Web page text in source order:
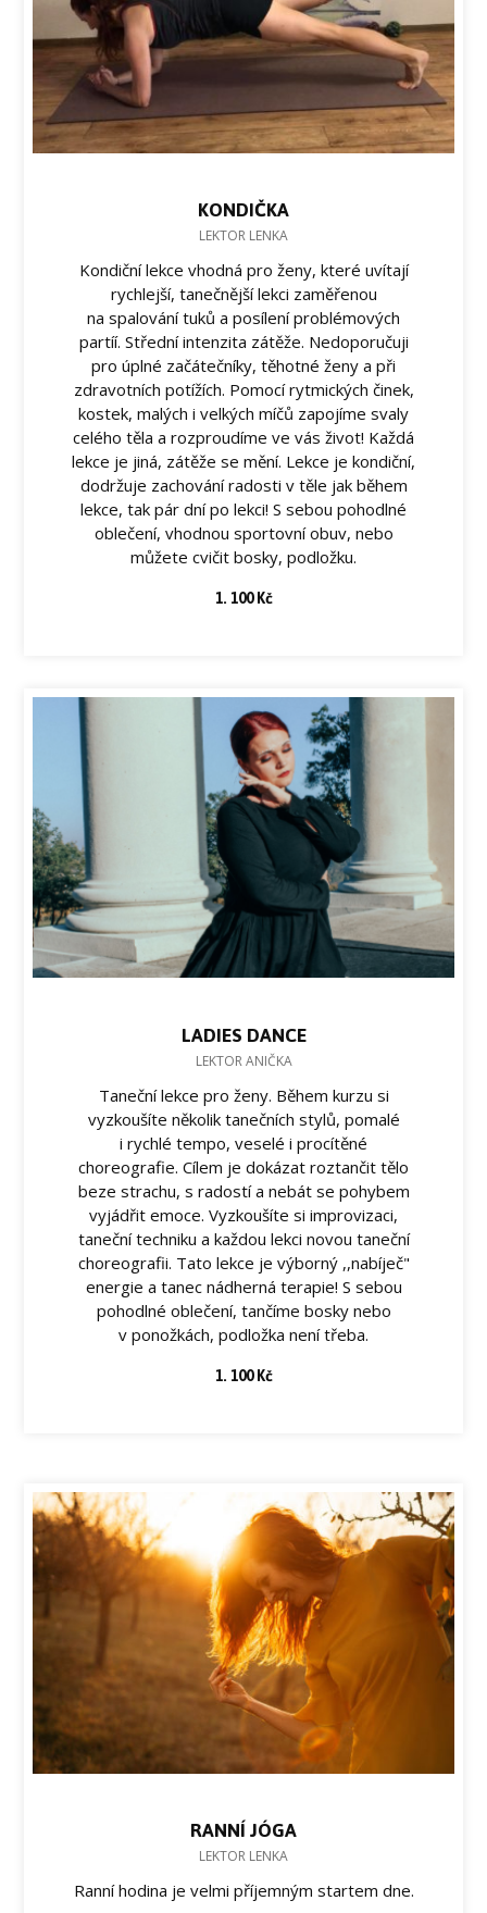
KONDIČKA
LEKTOR LENKA
Kondiční lekce vhodná pro ženy, které uvítají
rychlejší, tanečnější lekci zaměřenou
na spalování tuků a posílení problémových
partíí. Střední intenzita zátěže. Nedoporučuji
pro úplné začátečníky, těhotné ženy a při
zdravotních potížích. Pomocí rytmických činek,
kostek, malých i velkých míčů zapojíme svaly
celého těla a rozproudíme ve vás život! Každá
lekce je jiná, zátěže se mění. Lekce je kondiční,
dodržuje zachování radosti v těle jak během
lekce, tak pár dní po lekci! S sebou pohodlné
oblečení, vhodnou sportovní obuv, nebo
můžete cvičit bosky, podložku.
1. 100 Kč
LADIES DANCE
LEKTOR ANIČKA
Taneční lekce pro ženy. Během kurzu si
vyzkoušíte několik tanečních stylů, pomalé
i rychlé tempo, veselé i procítěné
choreografie. Cílem je dokázat roztančit tělo
beze strachu, s radostí a nebát se pohybem
vyjádřit emoce. Vyzkoušíte si improvizaci,
taneční techniku a každou lekci novou taneční
choreografii. Tato lekce je výborný ,,nabíječ"
energie a tanec nádherná terapie! S sebou
pohodlné oblečení, tančíme bosky nebo
v ponožkách, podložka není třeba.
1. 100 Kč
RANNÍ JÓGA
LEKTOR LENKA
Ranní hodina je velmi příjemným startem dne.